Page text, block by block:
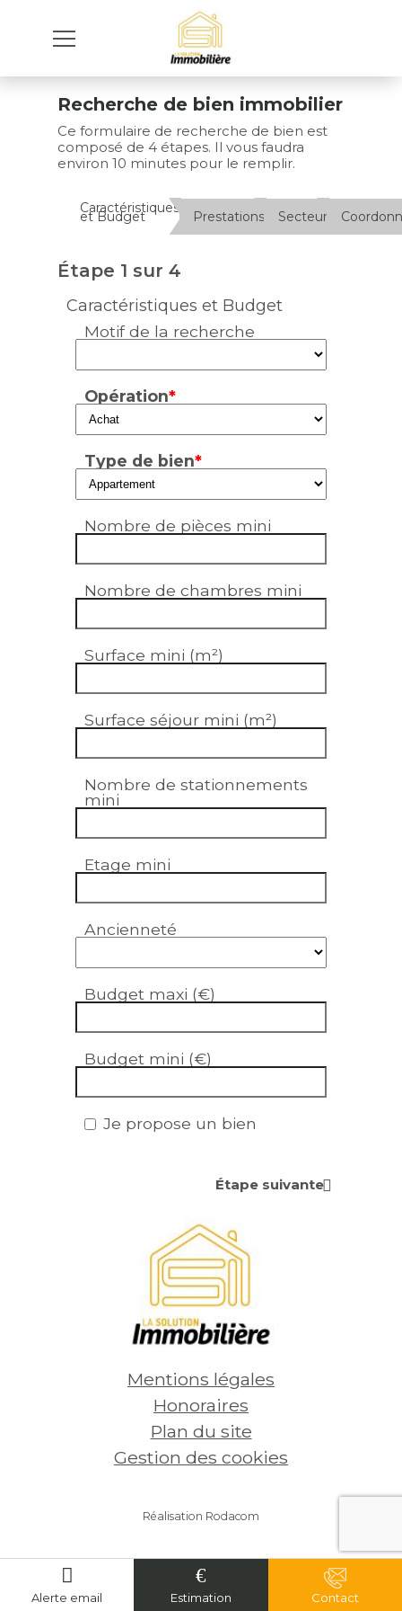
Recherche de bien immobilier
Ce formulaire de recherche de bien est
composé de 4 étapes. Il vous faudra
environ 10 minutes pour le remplir.
Caractéristiques
et Budget Prestations Secteur
Étape 1 sur 4
Caractéristiques et Budget
Motif de la recherche
Opération*
Type de bien*
Nombre de pièces mini
Nombre de chambres mini
Surface mini (m²)
Surface séjour mini (m²)
Nombre de stationnements
mini
Etage mini
Ancienneté
Budget maxi (€)
Budget mini (€)
Je propose un bien
Étape suivante
Alerte email Estimation Contact
Mentions légales
Honoraires
Plan du site
Gestion des cookies
Réalisation Rodacom